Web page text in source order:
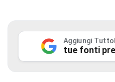
Aggiungi
tue fonti